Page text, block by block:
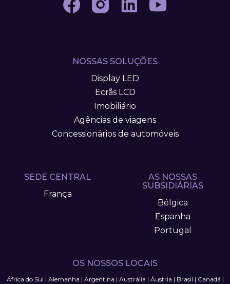
NOSSAS SOLUÇÕES
Display LED
Ecrãs LCD
Imobiliário
Agências de viagens
Concessionários de automóveis
SEDE CENTRAL
França
AS NOSSAS
SUBSIDIÁRIAS
Bélgica
Espanha
Portugal
OS NOSSOS LOCAIS
África do Sul | Alemanha | Argentina | Austrália | Áustria | Brasil | Canadá |